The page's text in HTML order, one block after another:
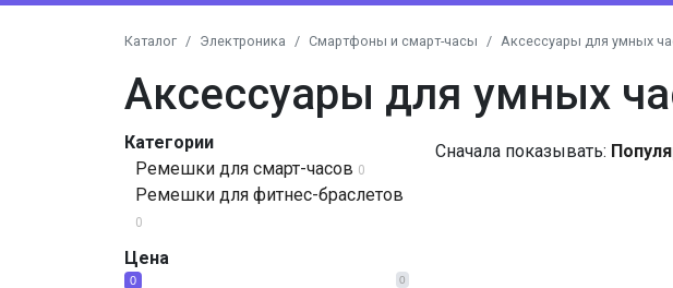
Каталог Электроника Смартфоны и смарт-часы Аксессуары для умных
Аксессуары для умных
Категории
Ремешки для смарт-часов 0
Ремешки для фитнес-браслетов
0
Цена
0
0
Сначала показывать: